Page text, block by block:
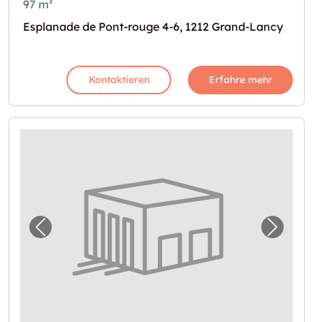
97 m²
Esplanade de Pont-rouge 4-6, 1212 Grand-Lancy
Kontaktieren Erfahre mehr
Vorheriges Bild für "Dépôt de11 m2"